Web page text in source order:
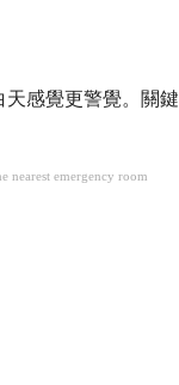
感覺更警覺。關鍵
nearest emergency room